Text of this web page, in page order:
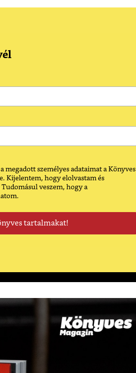
személyes adataimat a Könyves
Kijelentem, hogy elolvastam és
Tudomásul veszem, hogy a